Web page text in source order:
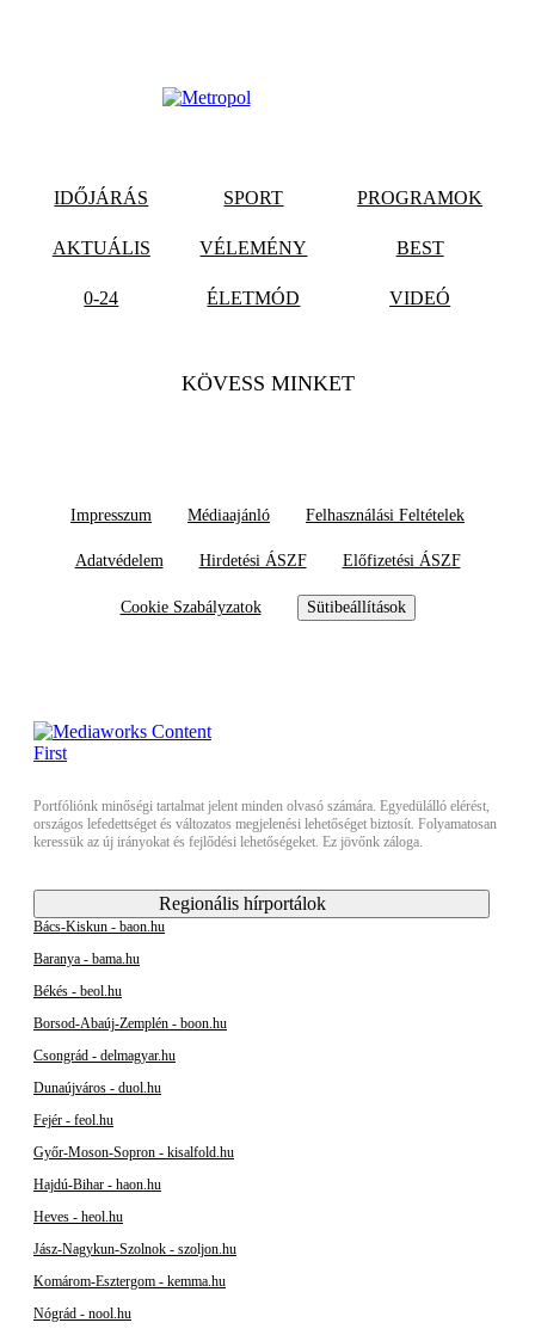
IDŐJÁRÁS SPORT PROGRAMOK
AKTUÁLIS VÉLEMÉNY BEST
0-24 ÉLETMÓD VIDEÓ
KÖVESS MINKET
Impresszum Médiaajánló Felhasználási Feltételek
Adatvédelem Hirdetési ÁSZF Előfizetési ÁSZF
Cookie Szabályzatok Sütibeállítások
Portfóliónk minőségi tartalmat jelent minden olvasó számára. Egyedülálló elérést,
országos lefedettséget és változatos megjelenési lehetőséget biztosít. Folyamatosan
keressük az új irányokat és fejlődési lehetőségeket. Ez jövőnk záloga.
Regionális hírportálok
Bács-Kiskun - baon.hu
Baranya - bama.hu
Békés - beol.hu
Borsod-Abaúj-Zemplén - boon.hu
Csongrád - delmagyar.hu
Dunaújváros - duol.hu
Fejér - feol.hu
Győr-Moson-Sopron - kisalfold.hu
Hajdú-Bihar - haon.hu
Heves - heol.hu
Jász-Nagykun-Szolnok - szoljon.hu
Komárom-Esztergom - kemma.hu
Nógrád - nool.hu